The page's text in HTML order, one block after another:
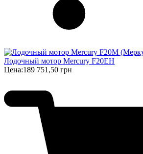
Лодочный мотор Mercury F20EH
Цена:189 751,50 грн